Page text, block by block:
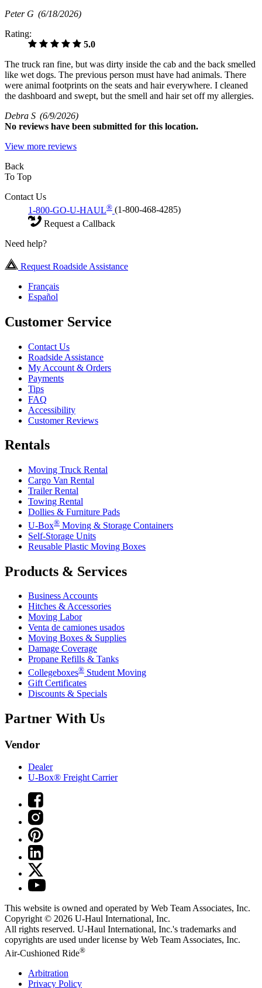
Peter G (6/18/2026)
Rating:
5.0
The truck ran fine, but was dirty inside the cab and the back smelled
like wet dogs. The previous person must have had animals. There
were animal footprints on the seats and hair everywhere. I cleaned
the dashboard and swept, but the smell and hair set off my allergies.
Debra S (6/9/2026)
No reviews have been submitted for this location.
View more reviews
Back
To Top
Contact Us
1-800-GO-U-HAUL® (1-800-468-4285)
Request a Callback
Need help?
Request Roadside Assistance
Français
Español
Customer Service
Contact Us
Roadside Assistance
My Account & Orders
Payments
Tips
FAQ
Accessibility
Customer Reviews
Rentals
Moving Truck Rental
Cargo Van Rental
Trailer Rental
Towing Rental
Dollies & Furniture Pads
U-Box® Moving & Storage Containers
Self-Storage Units
Reusable Plastic Moving Boxes
Products & Services
Business Accounts
Hitches & Accessories
Moving Labor
Venta de camiones usados
Moving Boxes & Supplies
Damage Coverage
Propane Refills & Tanks
Collegeboxes® Student Moving
Gift Certificates
Discounts & Specials
Partner With Us
Vendor
Dealer
U-Box® Freight Carrier
This website is owned and operated by Web Team Associates, Inc.
Copyright © 2026 U-Haul International, Inc.
All rights reserved. U-Haul International, Inc.'s trademarks and
copyrights are used under license by Web Team Associates, Inc.
Air-Cushioned Ride®
Arbitration
Privacy Policy